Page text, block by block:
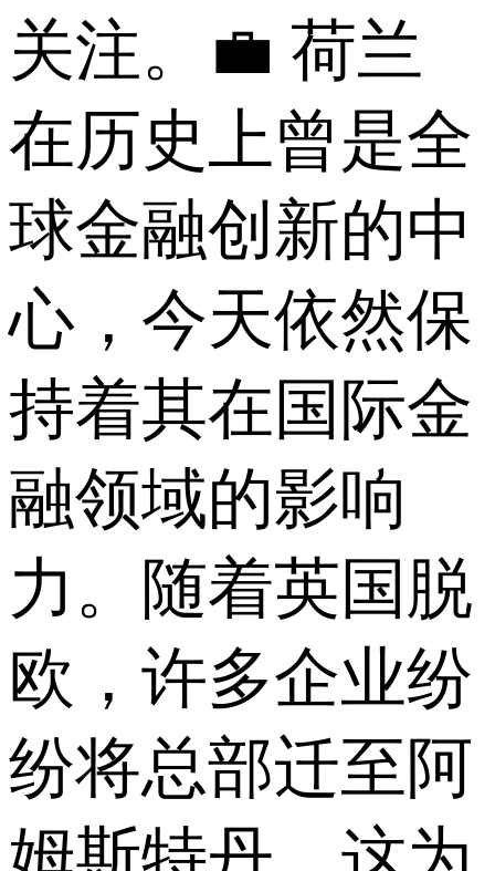
关注。💼 荷兰
在历史上曾是全
球金融创新的中
心，今天依然保
持着其在国际金
融领域的影响
力。随着英国脱
欧，许多企业纷
纷将总部迁至阿